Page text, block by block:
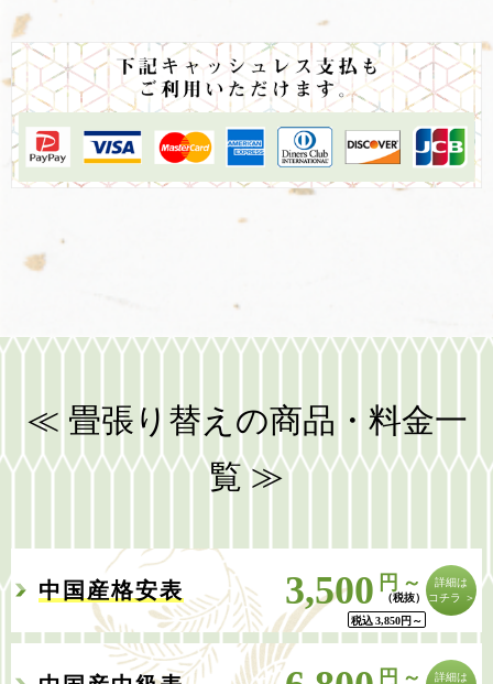
≪ 畳張り替えの商品・料金一
覧 ≫
中国産格安表 3,500 円～
税込3,850円 ～
詳細は
コチラ ＞
円～
詳細は